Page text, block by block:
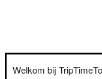
Welkom bij